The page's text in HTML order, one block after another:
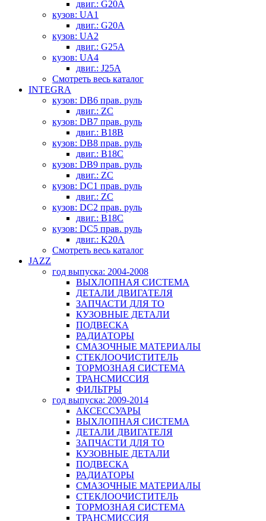
двиг.: G20A
кузов: UA1
двиг.: G20A
кузов: UA2
двиг.: G25A
кузов: UA4
двиг.: J25A
Смотреть весь каталог
INTEGRA
кузов: DB6 прав. руль
двиг.: ZC
кузов: DB7 прав. руль
двиг.: B18B
кузов: DB8 прав. руль
двиг.: B18C
кузов: DB9 прав. руль
двиг.: ZC
кузов: DC1 прав. руль
двиг.: ZC
кузов: DC2 прав. руль
двиг.: B18C
кузов: DC5 прав. руль
двиг.: K20A
Смотреть весь каталог
JAZZ
год выпуска: 2004-2008
ВЫХЛОПНАЯ СИСТЕМА
ДЕТАЛИ ДВИГАТЕЛЯ
ЗАПЧАСТИ ДЛЯ ТО
КУЗОВНЫЕ ДЕТАЛИ
ПОДВЕСКА
РАДИАТОРЫ
СМАЗОЧНЫЕ МАТЕРИАЛЫ
СТЕКЛООЧИСТИТЕЛЬ
ТОРМОЗНАЯ СИСТЕМА
ТРАНСМИССИЯ
ФИЛЬТРЫ
год выпуска: 2009-2014
АКСЕССУАРЫ
ВЫХЛОПНАЯ СИСТЕМА
ДЕТАЛИ ДВИГАТЕЛЯ
ЗАПЧАСТИ ДЛЯ ТО
КУЗОВНЫЕ ДЕТАЛИ
ПОДВЕСКА
РАДИАТОРЫ
СМАЗОЧНЫЕ МАТЕРИАЛЫ
СТЕКЛООЧИСТИТЕЛЬ
ТОРМОЗНАЯ СИСТЕМА
ТРАНСМИССИЯ